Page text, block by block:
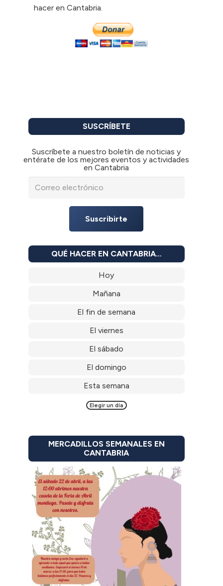
hacer en Cantabria.
SUSCRÍBETE
Suscríbete a nuestro boletín de noticias y
entérate de los mejores eventos y actividades
en Cantabria
Suscribirte
QUÉ HACER EN CANTABRIA…
Hoy
Mañana
El fin de semana
El viernes
El sábado
El domingo
Esta semana
Elegir un día
MERCADILLOS SEMANALES EN
CANTABRIA